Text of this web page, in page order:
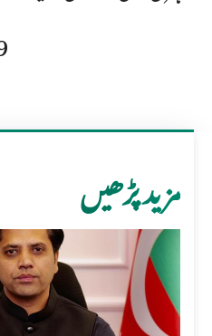
مزید پڑھیں